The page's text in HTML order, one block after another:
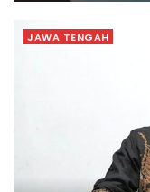
JAWA TENGAH